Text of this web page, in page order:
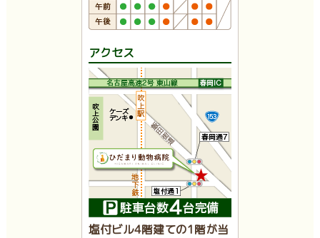
アクセス
塩付ビル4階建ての1階が当